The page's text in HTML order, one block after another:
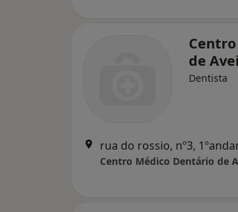
de
Dentista
Centro Médico Dentário de